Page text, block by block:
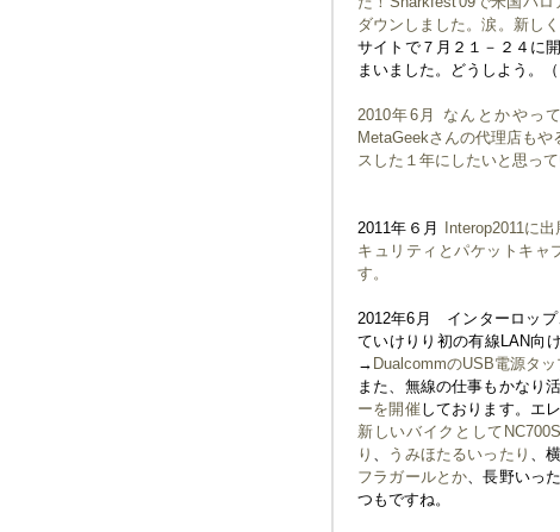
ダウンしました。涙。新し
サイトで７月２１－２４に
まいました。どうしよう。
2010年6月 なんとかやっ
MetaGeekさんの代理店も
スした１年にしたいと思っ
2011年６月 Interop2011に
キュリティとパケットキャ
す。
2012年6月 インターロップ
ていけりり初の有線LAN向
→ DualcommのUSB電源タ
また、無線の仕事もかなり
ーを開催 しております。エ
新しいバイクとして
り 、 うみほたるいったり 、
フラガールとか、長野いっ
つもですね。